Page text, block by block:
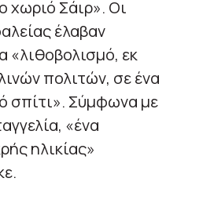
χωριό Σάιρ». Οι
έλαβαν
«λιθοβολισμό, εκ
πολιτών, σε ένα
σπίτι». Σύμφωνα με
«ένα
ηλικίας»